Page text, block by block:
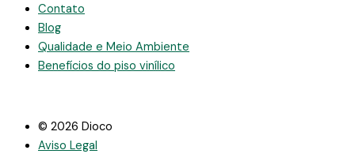
Contato
Blog
Qualidade e Meio Ambiente
Benefícios do piso vinílico
© 2026 Dioco
Aviso Legal